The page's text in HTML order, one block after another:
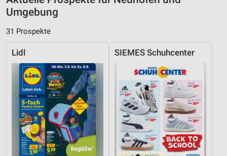
Umgebung
31 Prospekte
Lidl SIEMES Schuhcenter